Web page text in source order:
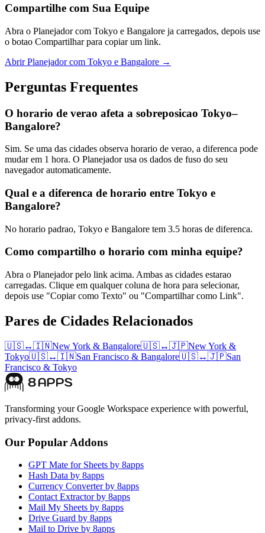
Compartilhe com Sua Equipe
Abra o Planejador com Tokyo e Bangalore ja carregados, depois use
o botao Compartilhar para copiar um link.
Abrir Planejador com Tokyo e Bangalore →
Perguntas Frequentes
O horario de verao afeta a sobreposicao Tokyo–
Bangalore?
Sim. Se uma das cidades observa horario de verao, a diferenca pode
mudar em 1 hora. O Planejador usa os dados de fuso do seu
navegador automaticamente.
Qual e a diferenca de horario entre Tokyo e
Bangalore?
No horario padrao, Tokyo e Bangalore tem 3.5 horas de diferenca.
Como compartilho o horario com minha equipe?
Abra o Planejador pelo link acima. Ambas as cidades estarao
carregadas. Clique em qualquer coluna de hora para selecionar,
depois use "Copiar como Texto" ou "Compartilhar como Link".
Pares de Cidades Relacionados
🇺🇸↔🇮🇳New York & Bangalore🇺🇸↔🇯🇵New York &
Tokyo🇺🇸↔🇮🇳San Francisco & Bangalore🇺🇸↔🇯🇵San
Francisco & Tokyo
Transforming your Google Workspace experience with powerful,
privacy-first addons.
Our Popular Addons
GPT Mate for Sheets by 8apps
Hash Data by 8apps
Currency Converter by 8apps
Contact Extractor by 8apps
Mail My Sheets by 8apps
Drive Guard by 8apps
Mail to Drive by 8apps